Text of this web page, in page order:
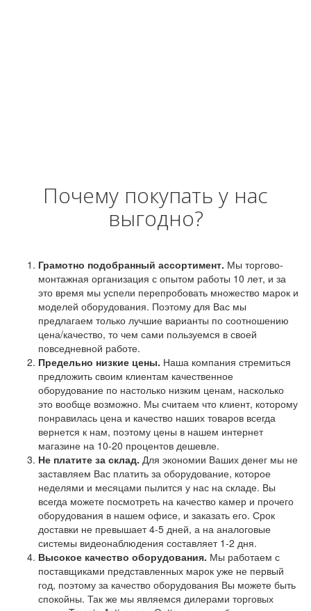
Почему покупать у нас
выгодно?
Грамотно подобранный ассортимент. Мы торгово-
монтажная организация с опытом работы 10 лет, и за
это время мы успели перепробовать множество марок и
моделей оборудования. Поэтому для Вас мы
предлагаем только лучшие варианты по соотношению
цена/качество, то чем сами пользуемся в своей
повседневной работе.
Предельно низкие цены. Наша компания стремиться
предложить своим клиентам качественное
оборудование по настолько низким ценам, насколько
это вообще возможно. Мы считаем что клиент, которому
понравилась цена и качество наших товаров всегда
вернется к нам, поэтому цены в нашем интернет
магазине на 10-20 процентов дешевле.
Не платите за склад. Для экономии Ваших денег мы не
заставляем Вас платить за оборудование, которое
неделями и месяцами пылится у нас на складе. Вы
всегда можете посмотреть на качество камер и прочего
оборудования в нашем офисе, и заказать его. Срок
доставки не превышает 4-5 дней, а на аналоговые
системы видеонаблюдения составляет 1-2 дня.
Высокое качество оборудования. Мы работаем с
поставщиками представленных марок уже не первый
год, поэтому за качество оборудования Вы можете быть
спокойны. Так же мы являемся дилерами торговых